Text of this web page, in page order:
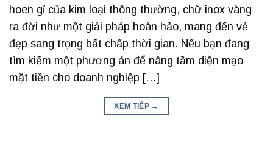
hoen gỉ của kim loại thông thường, chữ inox vàng
ra đời như một giải pháp hoàn hảo, mang đến vẻ
đẹp sang trọng bất chấp thời gian. Nếu bạn đang
tìm kiếm một phương án để nâng tầm diện mạo
mặt tiền cho doanh nghiệp […]
XEM TIẾP →